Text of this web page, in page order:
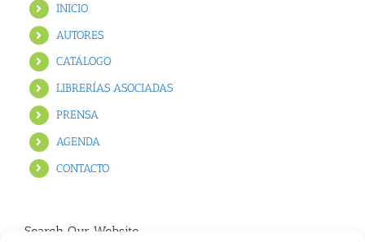
INICIO
AUTORES
CATÁLOGO
LIBRERÍAS ASOCIADAS
PRENSA
AGENDA
CONTACTO
Search Our Website